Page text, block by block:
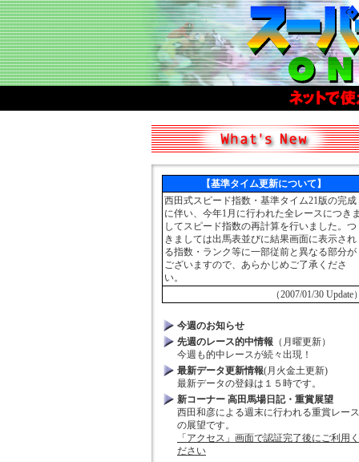
【基準タイム更新について】
西田式スピード指数・基準タイム21版の完成
に伴い、今年1月に行われた全レースにつき
してスピード指数の再計算を行いました。つ
きましては出馬表並びに結果画面に表示され
る指数・ランク等に一部従前と異なる部分が
ございますので、あらかじめご了承くださ
い。
（2007/01/30 Update
今週のお知らせ
先週のレース的中情報 （月曜更新）
今週も的中レースが続々出現！
最新データ更新情報(月火金土更新)
最新データの登録は１５時です。
新コーナー 高田馬場日記・重賞展望
西田和彦による週末に行われる重賞レース
の展望です。
「アクセス」画面で認証完了後にご利用く
ださい